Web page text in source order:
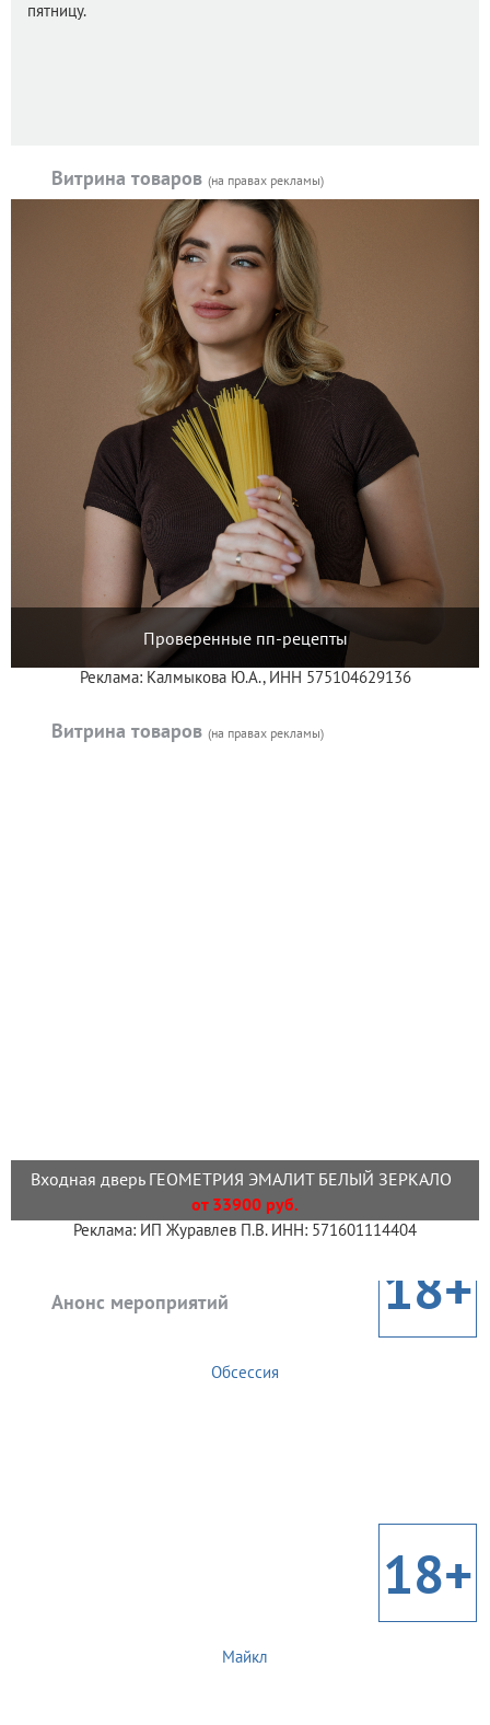
пятницу.
Витрина товаров (на правах рекламы)
Проверенные пп-рецепты
Реклама: Калмыкова Ю.А., ИНН 575104629136
Витрина товаров (на правах рекламы)
Входная дверь ГЕОМЕТРИЯ ЭМАЛИТ БЕЛЫЙ ЗЕРКАЛО
от 33900 руб.
Реклама: ИП Журавлев П.В. ИНН: 571601114404
Анонс мероприятий 18+
Обсессия
18+
Майкл